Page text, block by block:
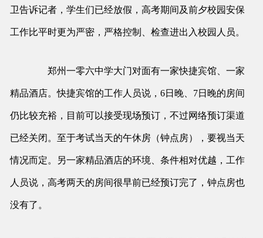
卫告诉记者，学生们已经放假，高考期间及前夕校园安保
工作比平时更为严密，严格控制、检查进出入校园人员。
郑州一零六中学大门对面有一家快捷宾馆、一家
精品酒店。快捷宾馆的工作人员说，6日晚、7日晚的房间
仍比较充裕，目前可以接受现场预订，不过网络预订渠道
已经关闭。至于考试当天的午休房（钟点房），要视当天
情况而定。另一家精品酒店的环境、条件相对优越，工作
人员说，高考两天的房间很早前已经预订完了，钟点房也
没有了。